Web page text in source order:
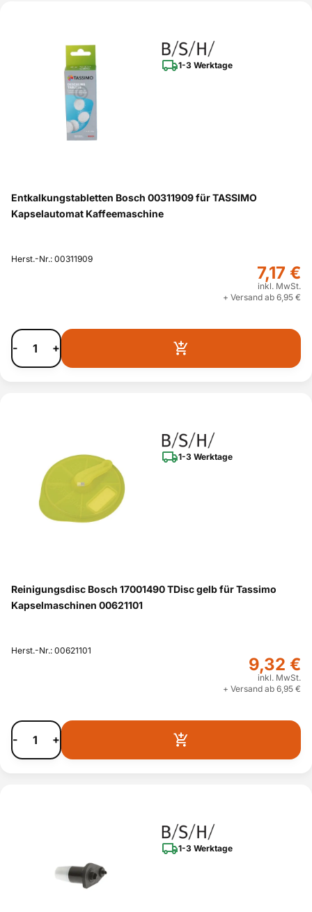
1-3 Werktage
Entkalkungstabletten Bosch 00311909 für TASSIMO
Kapselautomat Kaffeemaschine
Herst.-Nr.: 00311909
7,17 €
inkl. MwSt.
+ Versand ab 6,95 €
- +
1-3 Werktage
Reinigungsdisc Bosch 17001490 TDisc gelb für Tassimo
Kapselmaschinen 00621101
Herst.-Nr.: 00621101
9,32 €
inkl. MwSt.
+ Versand ab 6,95 €
- +
1-3 Werktage